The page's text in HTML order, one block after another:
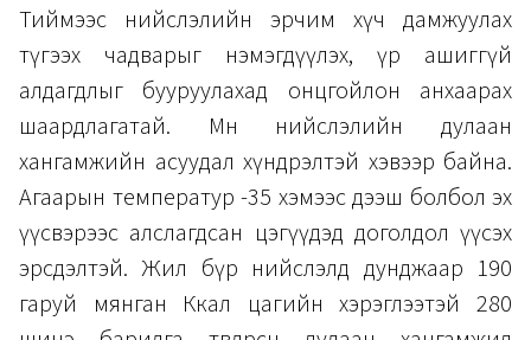
Тиймээс нийслэлийн эрчим хүч дамжуулах
түгээх чадварыг нэмэгдүүлэх, үр ашиггүй
алдагдлыг бууруулахад онцгойлон анхаарах
шаардлагатай. Мөн нийслэлийн дулаан
хангамжийн асуудал хүндрэлтэй хэвээр байна.
Агаарын температур -35 хэмээс дээш болбол эх
үүсвэрээс алслагдсан цэгүүдэд доголдол үүсэх
эрсдэлтэй. Жил бүр нийслэлд дунджаар 190
гаруй мянган Ккал цагийн хэрэглээтэй 280